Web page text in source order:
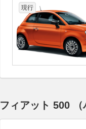
現行
フィアット 500